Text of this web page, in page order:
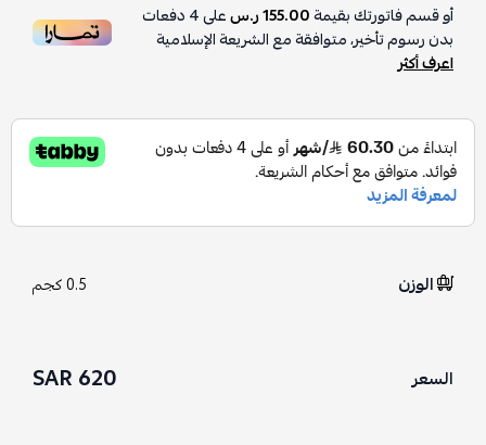
أو قسم فاتورتك بقيمة155.00 ر.س على4دفعات
بدون رسوم تأخير، متوافقة مع الشريعة الإسلامية
اعرف أكثر
الوزن 0.5 كجم
السعر 620 SAR